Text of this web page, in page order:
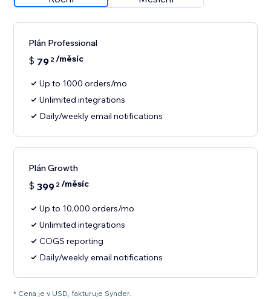
Plán Professional
$ 79 2/měsíc
Up to 1000 orders/mo
Unlimited integrations
Daily/weekly email notifications
Plán Growth
$ 399 2/měsíc
Up to 10,000 orders/mo
Unlimited integrations
COGS reporting
Daily/weekly email notifications
* Cena je v USD, fakturuje Synder.